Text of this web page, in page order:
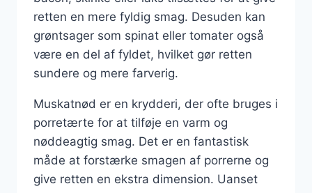
retten en mere fyldig smag. Desuden kan
grøntsager som spinat eller tomater også
være en del af fyldet, hvilket gør retten
sundere og mere farverig.
Muskatnød er en krydderi, der ofte bruges i
porretærte for at tilføje en varm og
nøddeagtig smag. Det er en fantastisk
måde at forstærke smagen af porrerne og
give retten en ekstra dimension. Uanset